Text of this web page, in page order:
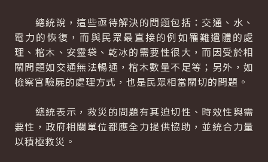
總統說，這些亟待解決的問題包括：交通、水、
電力的恢復，而與民眾最直接的例如罹難遺體的處
理、棺木、安靈袋、乾冰的需要性很大，而因受於相
關問題如交通無法暢通，棺木數量不足等；另外，如
檢察官驗屍的處理方式，也是民眾相當關切的問題。
總統表示，救災的問題有其迫切性、時效性與需
要性，政府相關單位都應全力提供協助，並統合力量
以積極救災。